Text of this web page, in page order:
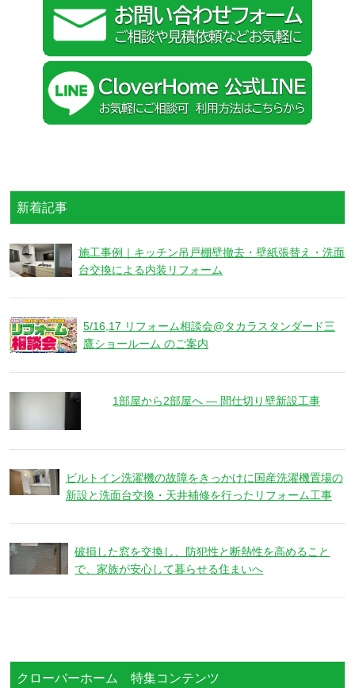
新着記事
施工事例｜キッチン吊戸棚壁撤去・壁紙張替え・洗面
台交換による内装リフォーム
5/16,17 リフォーム相談会@タカラスタンダード三
鷹ショールーム のご案内
1部屋から2部屋へ ― 間仕切り壁新設工事
ビルトイン洗濯機の故障をきっかけに国産洗濯機置場の
新設と洗面台交換・天井補修を行ったリフォーム工事
破損した窓を交換し、防犯性と断熱性を高めること
で、家族が安心して暮らせる住まいへ
クローバーホーム 特集コンテンツ